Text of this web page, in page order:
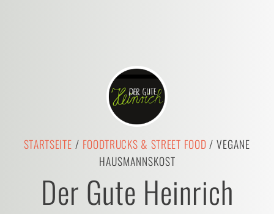
STARTSEITE / FOODTRUCKS & STREET FOOD/ VEGANE
HAUSMANNSKOST
Der Gute Heinrich